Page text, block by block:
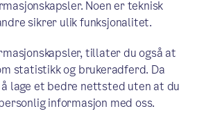
blant annet
festekontraktene for
studentbyer.
Noen er teknisk
sikrer ulik funksjonalitet.
tillater du også at
statistikk og brukeradferd. Da
lage et bedre nettsted uten at du
informasjon med oss.